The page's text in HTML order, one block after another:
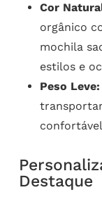
Cor
orgânico
mochila
estilos e
Peso Leve:
Destaque